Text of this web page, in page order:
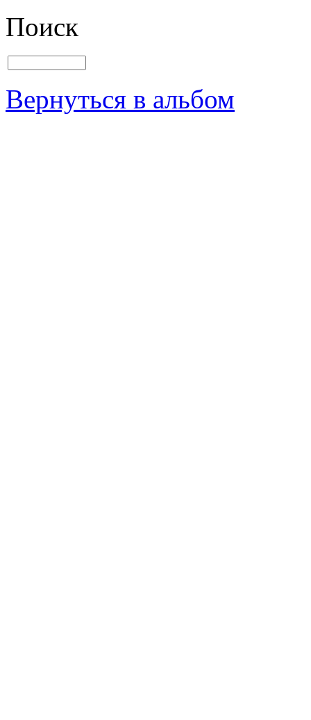
Поиск
Вернуться в альбом